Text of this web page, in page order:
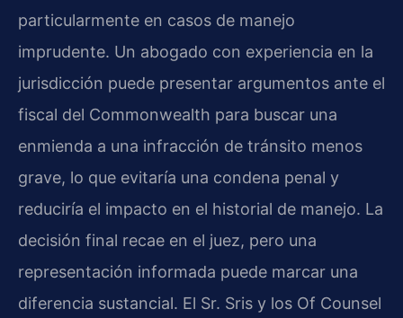
particularmente en casos de manejo
imprudente. Un abogado con experiencia en la
jurisdicción puede presentar argumentos ante el
fiscal del Commonwealth para buscar una
enmienda a una infracción de tránsito menos
grave, lo que evitaría una condena penal y
reduciría el impacto en el historial de manejo. La
decisión final recae en el juez, pero una
representación informada puede marcar una
diferencia sustancial. El Sr. Sris y los Of Counsel